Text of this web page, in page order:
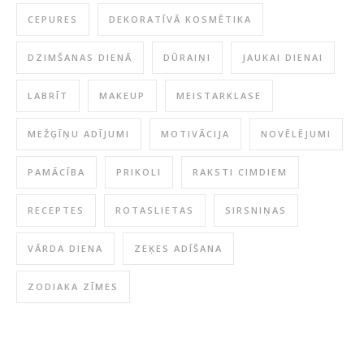
CEPURES DEKORATĪVĀ KOSMĒTIKA
DZIMŠANAS DIENĀ DŪRAIŅI JAUKAI DIENAI
LABRĪT MAKEUP MEISTARKLASE
MEŽĢĪŅU ADĪJUMI MOTIVĀCIJA NOVĒLĒJUMI
PAMĀCĪBA PRIKOLI RAKSTI CIMDIEM
RECEPTES ROTASLIETAS SIRSNIŅAS
VĀRDA DIENA ZEĶES ADĪŠANA
ZODIAKA ZĪMES